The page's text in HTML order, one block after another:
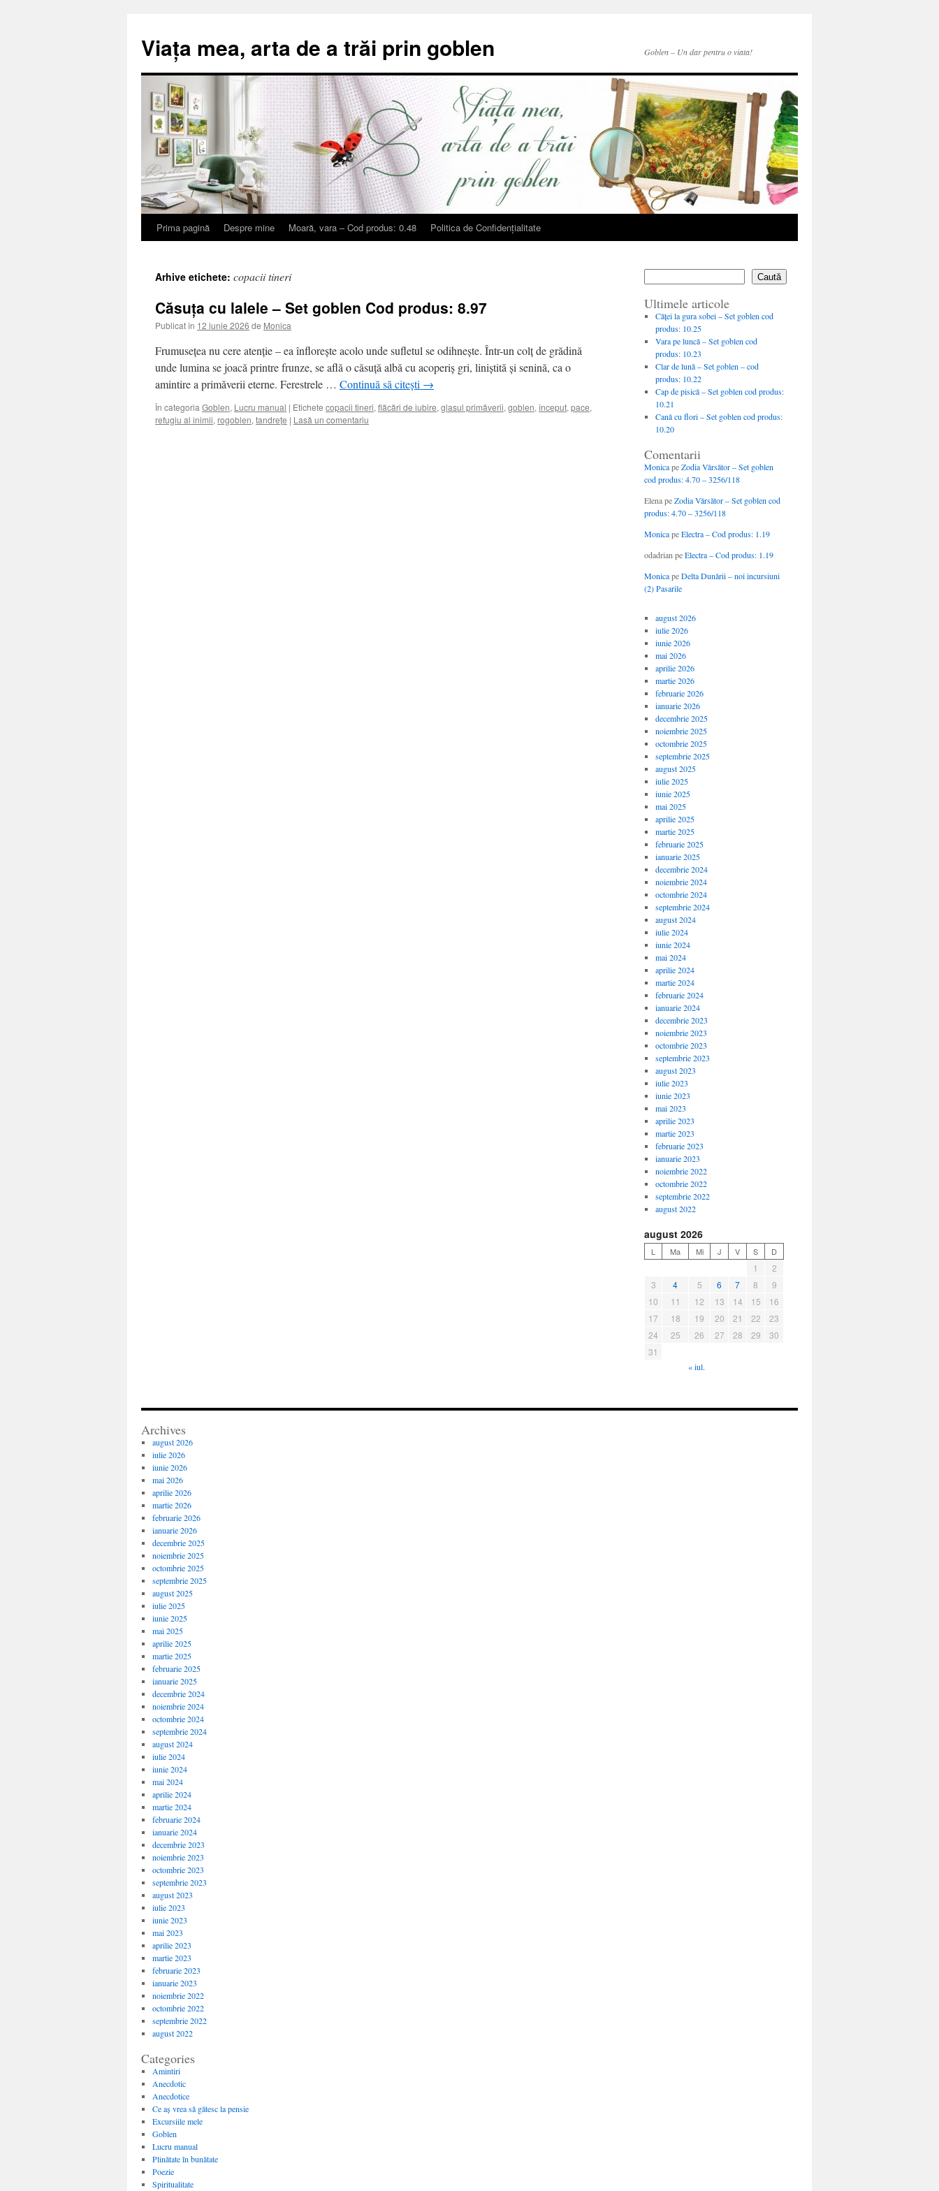
Viața mea, arta de a trăi prin goblen Goblen – Un dar pentru o viata!
Sari
conținut
Prima pagină Despre mine Moară, vara – Cod produs: 0.48 Politica de Confidențialitate
Arhive etichete: copacii tineri
Căsuța cu lalele – Set goblen Cod produs: 8.97
Publicat în 12 iunie 2026 de Monica
Frumusețea nu cere atenție – ea înflorește acolo unde sufletul se odihnește. Într-un colț de grădină
unde lumina se joacă printre frunze, se află o căsuță albă cu acoperiș gri, liniștită și senină, ca o
amintire a primăverii eterne. Ferestrele … Continuă să citești →
În categoria Goblen, Lucru manual | Etichete copacii tineri, flăcări de iubire, glasul primăverii, goblen, început, pace,
refugiu al inimii, rogoblen, tandrețe | Lasă un comentariu
Caută
Ultimele articole
Căţei la gura sobei – Set goblen cod
produs: 10.25
Vara pe luncă – Set goblen cod
produs: 10.23
Clar de lună – Set goblen – cod
produs: 10.22
Cap de pisică – Set goblen cod produs:
10.21
Cană cu flori – Set goblen cod produs:
10.20
Comentarii
MonicapeZodia Vărsător – Set goblen
cod produs: 4.70 – 3256/118
ElenapeZodia Vărsător – Set goblen cod
produs: 4.70 – 3256/118
MonicapeElectra – Cod produs: 1.19
odadrian peElectra – Cod produs: 1.19
MonicapeDelta Dunării – noi incursiuni
(2) Pasarile
august 2026
iulie 2026
iunie 2026
mai 2026
aprilie 2026
martie 2026
februarie 2026
ianuarie 2026
decembrie 2025
noiembrie 2025
octombrie 2025
septembrie 2025
august 2025
iulie 2025
iunie 2025
mai 2025
aprilie 2025
martie 2025
februarie 2025
ianuarie 2025
decembrie 2024
noiembrie 2024
octombrie 2024
septembrie 2024
august 2024
iulie 2024
iunie 2024
mai 2024
aprilie 2024
martie 2024
februarie 2024
ianuarie 2024
decembrie 2023
noiembrie 2023
octombrie 2023
septembrie 2023
august 2023
iulie 2023
iunie 2023
mai 2023
aprilie 2023
martie 2023
februarie 2023
ianuarie 2023
noiembrie 2022
octombrie 2022
septembrie 2022
august 2022
august 2026
L Ma Mi J V S D
1
2
3
4 5 6 7 8
9
10
11 12 13 14 15
16
17
18 19 20 21 22
23
24
25 26 27 28 29
30
31
« iul.
Archives
august 2026
iulie 2026
iunie 2026
mai 2026
aprilie 2026
martie 2026
februarie 2026
ianuarie 2026
decembrie 2025
noiembrie 2025
octombrie 2025
septembrie 2025
august 2025
iulie 2025
iunie 2025
mai 2025
aprilie 2025
martie 2025
februarie 2025
ianuarie 2025
decembrie 2024
noiembrie 2024
octombrie 2024
septembrie 2024
august 2024
iulie 2024
iunie 2024
mai 2024
aprilie 2024
martie 2024
februarie 2024
ianuarie 2024
decembrie 2023
noiembrie 2023
octombrie 2023
septembrie 2023
august 2023
iulie 2023
iunie 2023
mai 2023
aprilie 2023
martie 2023
februarie 2023
ianuarie 2023
noiembrie 2022
octombrie 2022
septembrie 2022
august 2022
Categories
Amintiri
Anecdotic
Anecdotice
Ce aș vrea să gătesc la pensie
Excursiile mele
Goblen
Lucru manual
Plinătate în bunătate
Poezie
Spiritualitate